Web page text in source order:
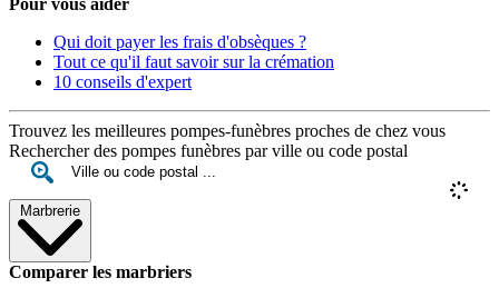
Qui doit payer les frais d'obsèques ?
Tout ce qu'il faut savoir sur la crémation
10 conseils d'expert
Trouvez les meilleures pompes-funèbres proches de chez vous
Rechercher des pompes funèbres par ville ou code postal
Marbrerie
Comparer les marbriers